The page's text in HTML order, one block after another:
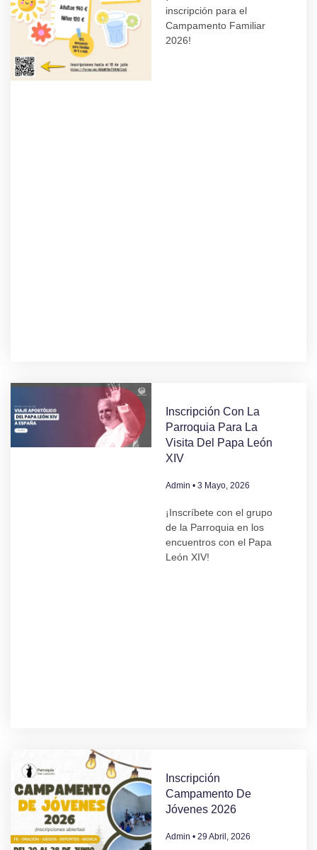
inscripción para el
Campamento Familiar
2026!
Inscripción Con La
Parroquia Para La
Visita Del Papa León
XIV
Admin 3 Mayo, 2026
¡Inscríbete con el grupo
de la Parroquia en los
encuentros con el Papa
León XIV!
Inscripción
Campamento De
Jóvenes 2026
Admin 29 Abril, 2026